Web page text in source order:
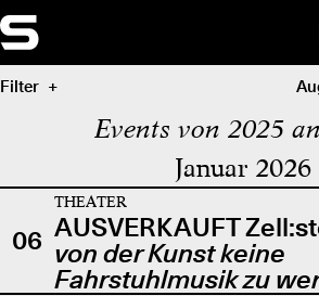
Filter
Events von 2025
Januar 2026
06
THEATER
AUSVERKAUFT
von der Kunst keine
Fahrstuhlmusik zu